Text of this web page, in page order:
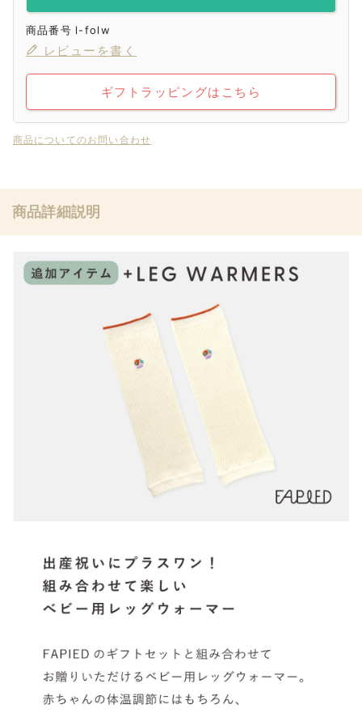
商品番号 l-folw
レビューを書く
ギフトラッピングはこちら
商品についてのお問い合わせ
商品詳細説明